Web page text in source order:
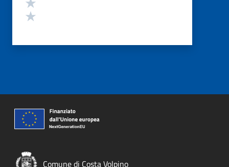
Comune di Costa Volpino